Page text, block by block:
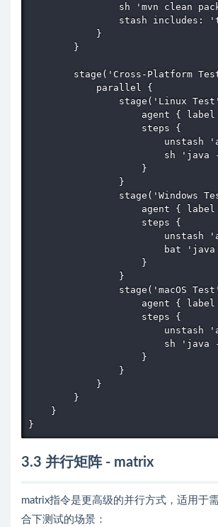
sh 'mvn clean
stash includes:
            }
        }
stage('Cross-Platform
            parallel {
stage('Linux
agent { label
                    steps {
unstash
sh 'java
                    }
                }
stage('Windows
agent { label
                    steps {
unstash
bat
                    }
                }
stage('macOS
agent { label
                    steps {
unstash
sh 'java
                    }
                }
            }
        }
    }
}
3.3 并行矩阵 - matrix
matrix指令是更高级的并行方式，适用于
合下测试的场景：